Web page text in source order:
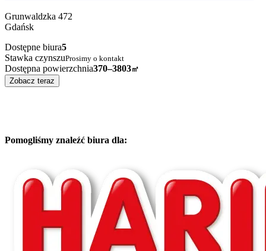
Grunwaldzka 472
Gdańsk
Dostępne biura5
Stawka czynszuProsimy o kontakt
Dostępna powierzchnia370–3803㎡
Zobacz teraz
Pomogliśmy znaleźć biura dla: